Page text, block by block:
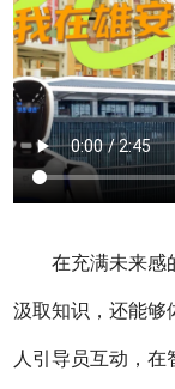
在充满未来感的
汲取知识，还能够
人引导员互动，